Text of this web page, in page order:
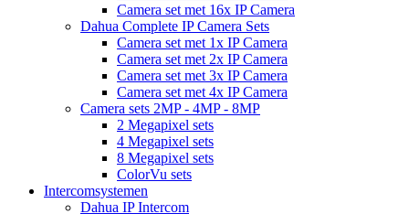
Camera set met 16x IP Camera
Dahua Complete IP Camera Sets
Camera set met 1x IP Camera
Camera set met 2x IP Camera
Camera set met 3x IP Camera
Camera set met 4x IP Camera
Camera sets 2MP - 4MP - 8MP
2 Megapixel sets
4 Megapixel sets
8 Megapixel sets
ColorVu sets
Intercomsystemen
Dahua IP Intercom